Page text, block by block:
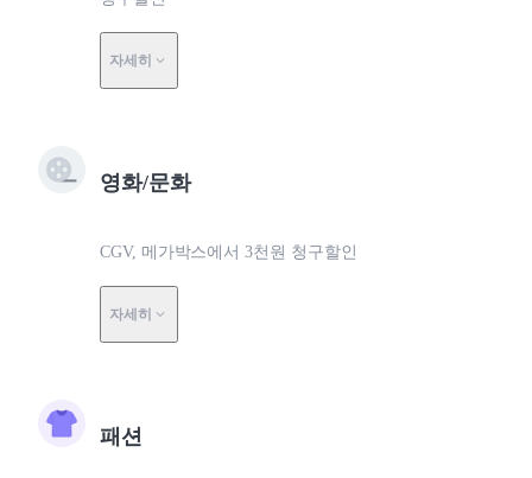
자세히
영화/문화
CGV, 메가박스에서 3천원 청구할인
자세히
패션